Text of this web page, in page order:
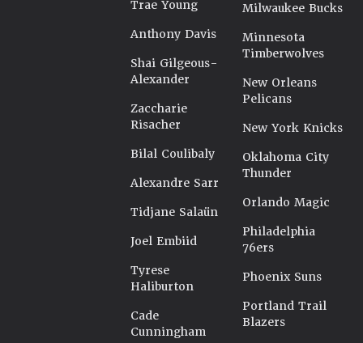
Trae Young
Anthony Davis
Shai Gilgeous-
Alexander
Zaccharie
Risacher
Bilal Coulibaly
Alexandre Sarr
Tidjane Salaün
Joel Embiid
Tyrese
Haliburton
Cade
Cunningham
Milwaukee Bucks
Minnesota
Timberwolves
New Orleans
Pelicans
New York Knicks
Oklahoma City
Thunder
Orlando Magic
Philadelphia
76ers
Phoenix Suns
Portland Trail
Blazers